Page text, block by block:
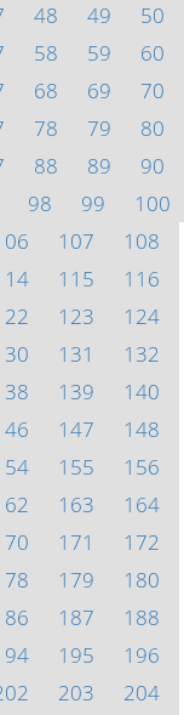
48 49
50
58 59
60
68 69
70
78 79
80
88 89
90
98 99
100
107
108
115
116
123
124
131
132
139
140
147
148
155
156
163
164
171
172
179
180
187
188
195
196
203
204